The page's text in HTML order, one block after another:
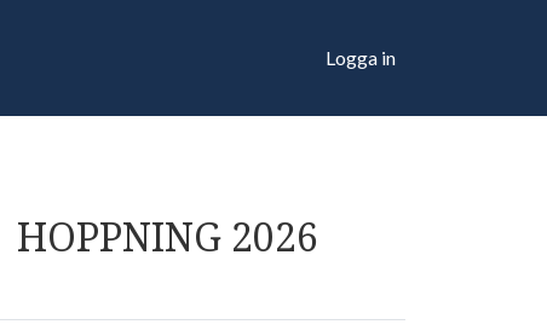
Logga in
2026